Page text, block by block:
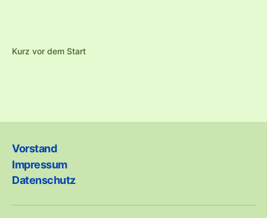
Kurz vor dem Start
Vorstand
Impressum
Datenschutz